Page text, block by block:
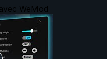
WeMod